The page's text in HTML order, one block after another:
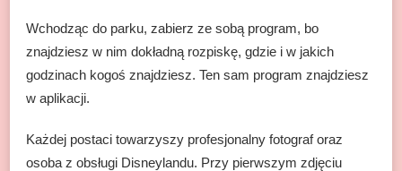
Wchodząc do parku, zabierz ze sobą program, bo
znajdziesz w nim dokładną rozpiskę, gdzie i w jakich
godzinach kogoś znajdziesz. Ten sam program znajdziesz
w aplikacji.
Każdej postaci towarzyszy profesjonalny fotograf oraz
osoba z obsługi Disneylandu. Przy pierwszym zdjęciu